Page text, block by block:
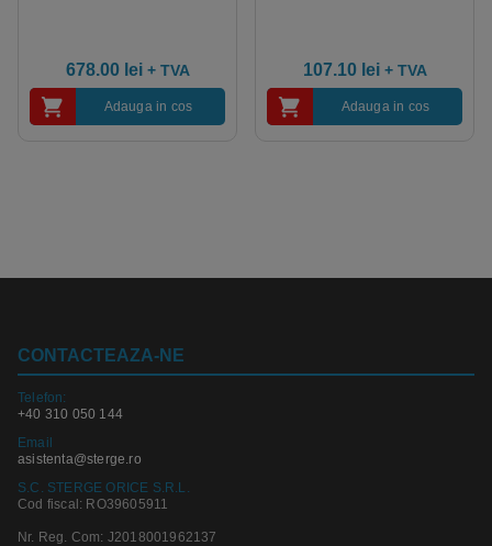
678.00 lei + TVA
Adauga in cos
107.10 lei + TVA
Adauga in cos
CONTACTEAZA-NE
Telefon:
+40 310 050 144
Email
asistenta@sterge.ro
S.C. STERGE ORICE S.R.L.
Cod fiscal: RO39605911
Nr. Reg. Com: J2018001962137